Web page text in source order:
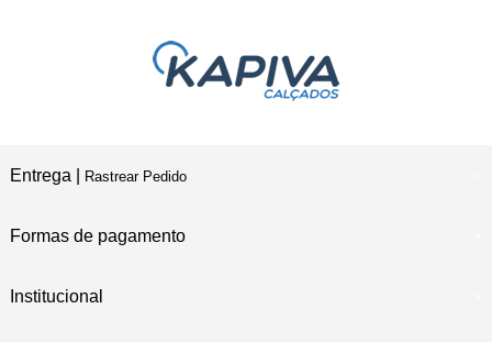
Entrega | Rastrear Pedido
Formas de pagamento
Institucional